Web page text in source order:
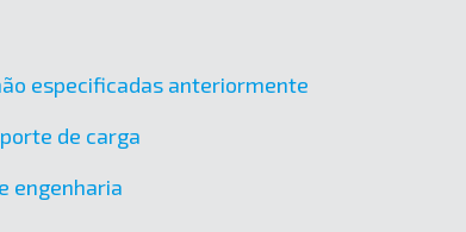
especificadas anteriormente
de carga
engenharia